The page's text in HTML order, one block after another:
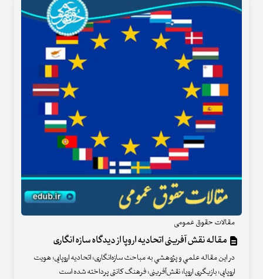
مقالات حقوق عمومی
مقاله نقش آفرینی اتحادیه اروپا از دیدگاه سازه ‌انگاری
در اين مقاله علمي و پژوهشي به مباحث سازه‌انگاری؛ اتحادیه اروپایی؛ هویت
اروپایی؛ بازیگری اروپا؛ نقش‌آفرینی؛ فرهنگ کانتی پرداخته شده است